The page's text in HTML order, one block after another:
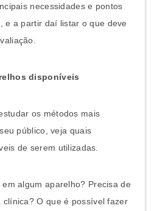
necessidades e pontos
e a partir daí listar o que deve
disponíveis
os métodos mais
público, veja quais
de serem utilizadas.
algum aparelho? Precisa de
clínica? O que é possível fazer